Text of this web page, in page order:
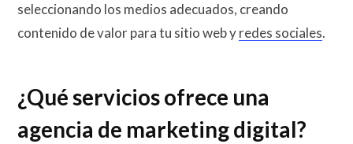
seleccionando los medios adecuados, creando
contenido de valor para tu sitio web yredes sociales.
¿Qué servicios ofrece una
agencia de marketing digital?